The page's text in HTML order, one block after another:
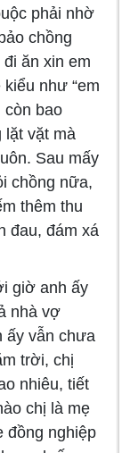
phải nhờ
chồng
ăn xin em
như “em
còn bao
lặt vặt mà
Sau mấy
chồng nữa,
thêm thu
đau, đám xá
giờ anh ấy
nhà vợ
ấy vẫn chưa
trời, chị
nhiêu, tiết
chị là mẹ
đồng nghiệp